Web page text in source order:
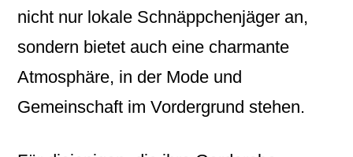
nicht nur lokale Schnäppchenjäger an,
sondern bietet auch eine charmante
Atmosphäre, in der Mode und
Gemeinschaft im Vordergrund stehen.